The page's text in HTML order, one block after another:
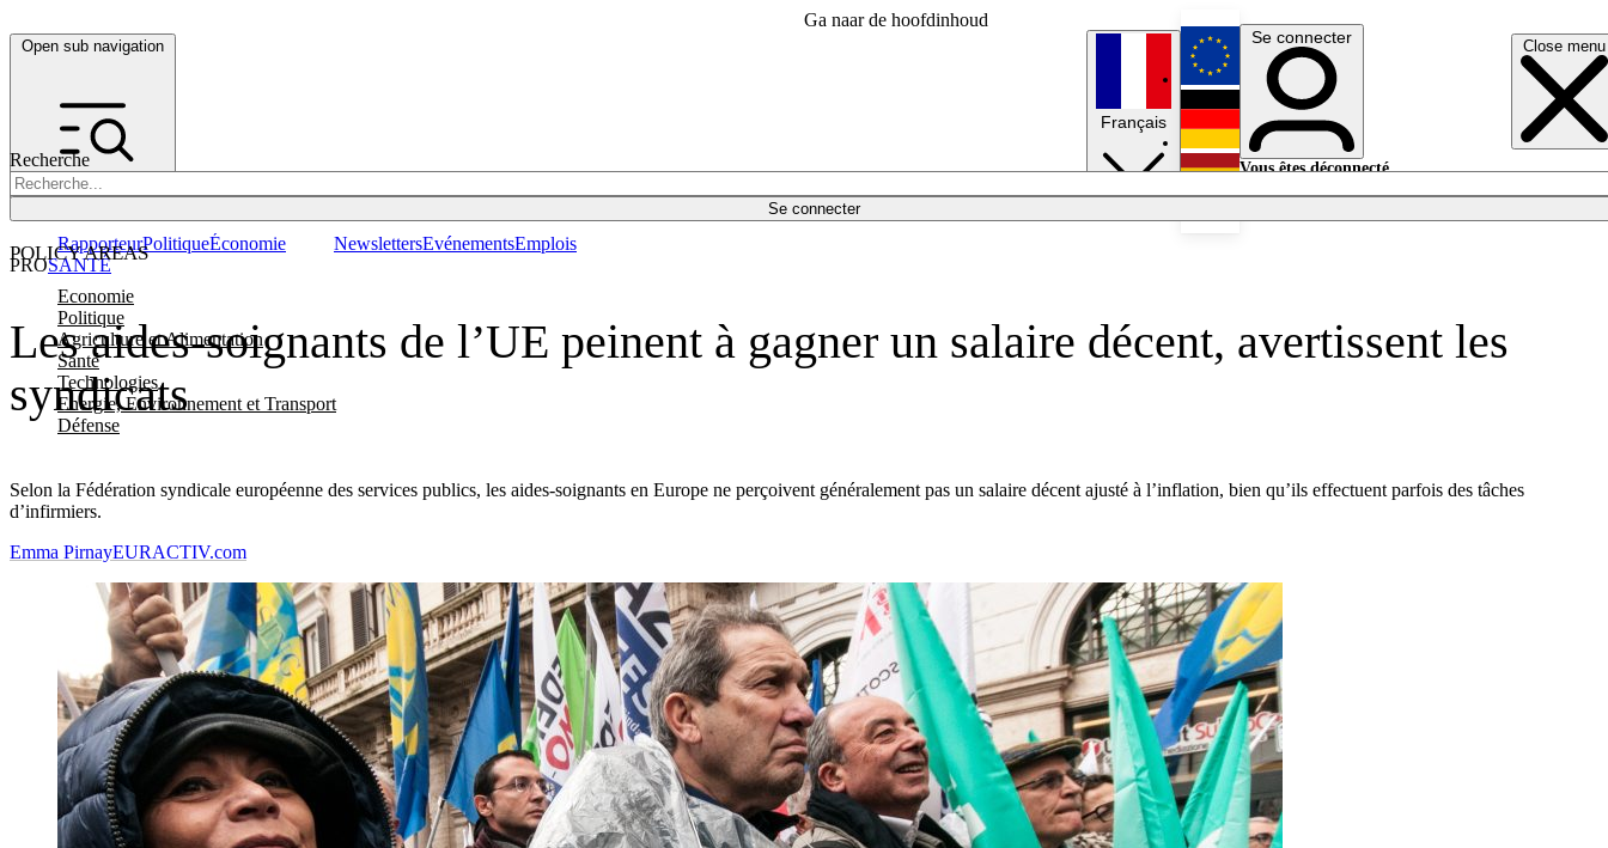
Ga naar de hoofdinhoud
Open sub navigation Close menu
Recherche
Se connecter
POLICY AREAS
Economie
Politique
Agriculture et Alimentation
Santé
Technologies
Energie, Environnement et Transport
Défense
RapporteurPolitiqueÉconomie NewslettersEvénementsEmplois
Français
English
Deutsch
Se connecter
Vous êtes déconnecté.
Les aides-soignants de l’UE peinent à gagner un salaire décent, avertissent les
syndicats
Selon la Fédération syndicale européenne des services publics, les aides-soignants en Europe ne perçoivent généralement pas un salaire décent ajusté à l’inflation, bien qu’ils effectuent parfois des tâches
d’infirmiers.
PROSANTÉ
Emma PirnayEURACTIV.com